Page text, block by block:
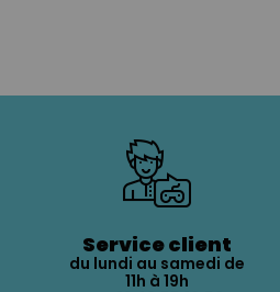
Service client
du lundi au samedi de
11h à 19h